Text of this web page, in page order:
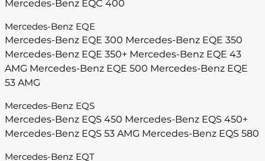
Mercedes-Benz EQC 400
Mercedes-Benz EQE
Mercedes-Benz EQE 300 Mercedes-Benz EQE 350
Mercedes-Benz EQE 350+ Mercedes-Benz EQE 43
AMG Mercedes-Benz EQE 500 Mercedes-Benz EQE
53 AMG
Mercedes-Benz EQS
Mercedes-Benz EQS 450 Mercedes-Benz EQS 450+
Mercedes-Benz EQS 53 AMG Mercedes-Benz EQS 580
Mercedes-Benz EQT